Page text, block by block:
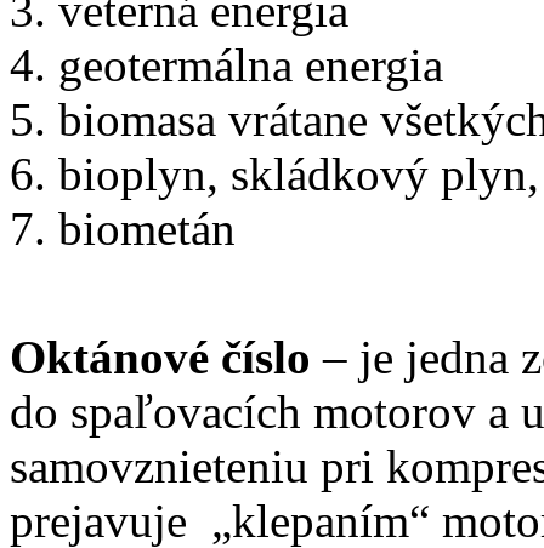
geotermálna energia
biomasa vrátane
bioplyn, skládkový
biometán
Oktánové číslo – je jedna
do spaľovacích motorov a
samovznieteniu pri
prejavuje „klepaním“